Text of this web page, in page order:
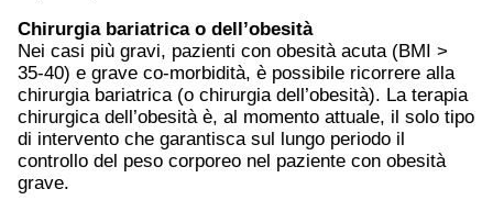
Chirurgia bariatrica o dell’obesità
Nei casi più gravi, pazienti con obesità acuta (BMI >
35-40) e grave co-morbidità, è possibile ricorrere alla
chirurgia bariatrica (o chirurgia dell’obesità). La terapia
chirurgica dell’obesità è, al momento attuale, il solo tipo
di intervento che garantisca sul lungo periodo il
controllo del peso corporeo nel paziente con obesità
grave.